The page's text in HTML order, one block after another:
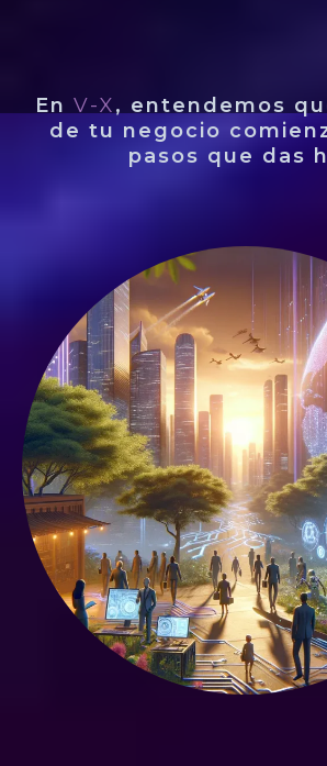
En V-X, entendemos
de tu negocio
pasos que das